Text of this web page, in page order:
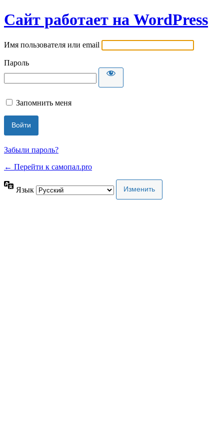
Сайт работает на WordPress
Имя пользователя или email
Пароль
Запомнить меня
Забыли пароль?
← Перейти к самопал.pro
Язык